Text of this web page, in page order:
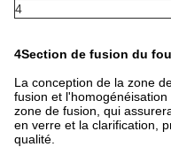
4
4Section de fusion du
La conception de la zone
fusion et
zone de fusion, qui
en verre et la clarification,
qualité.